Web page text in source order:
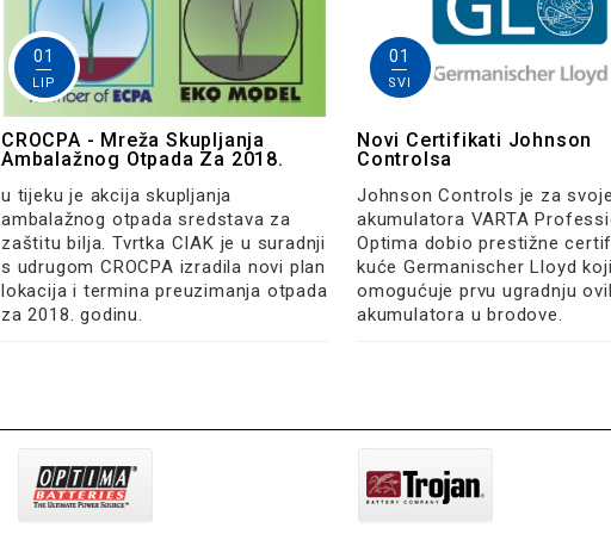
01
LIP
CROCPA - Mreža Skupljanja
Ambalažnog Otpada Za 2018.
u tijeku je akcija skupljanja
ambalažnog otpada sredstava za
zaštitu bilja. Tvrtka CIAK je u suradnji
s udrugom CROCPA izradila novi plan
lokacija i termina preuzimanja otpada
za 2018. godinu.
01
SVI
Novi Certifikati Johnson
Controlsa
Johnson Controls je za
akumulatora VARTA
Optima dobio prestižne
kuće Germanischer Lloyd koji
omogućuje prvu ugradnju
akumulatora u brodove.